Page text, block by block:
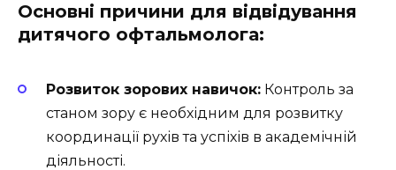
Основні причини для відвідування
дитячого офтальмолога:
Розвиток зорових навичок: Контроль за
станом зору є необхідним для розвитку
координації рухів та успіхів в академічній
діяльності.